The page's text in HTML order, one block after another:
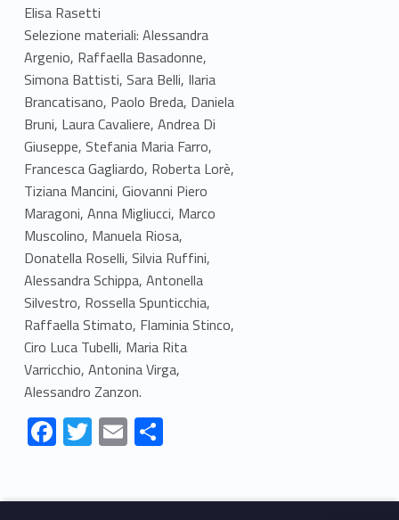
Elisa Rasetti
Selezione materiali: Alessandra
Argenio, Raffaella Basadonne,
Simona Battisti, Sara Belli, Ilaria
Brancatisano, Paolo Breda, Daniela
Bruni, Laura Cavaliere, Andrea Di
Giuseppe, Stefania Maria Farro,
Francesca Gagliardo, Roberta Lorè,
Tiziana Mancini, Giovanni Piero
Maragoni, Anna Migliucci, Marco
Muscolino, Manuela Riosa,
Donatella Roselli, Silvia Ruffini,
Alessandra Schippa, Antonella
Silvestro, Rossella Spunticchia,
Raffaella Stimato, Flaminia Stinco,
Ciro Luca Tubelli, Maria Rita
Varricchio, Antonina Virga,
Alessandro Zanzon.
F
ac
T
w
E
m
S